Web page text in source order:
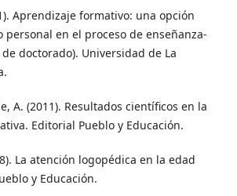
Aprendizaje formativo: una opción
personal en el proceso de enseñanza-
doctorado). Universidad de La
A. (2011). Resultados científicos en la
Editorial Pueblo y Educación.
La atención logopédica en la edad
y Educación.